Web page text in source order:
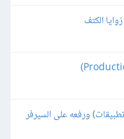
تركيب وتخصيص سكريبت 6ammart (باك إند وتطبيقات) ورفعه على السيرفر